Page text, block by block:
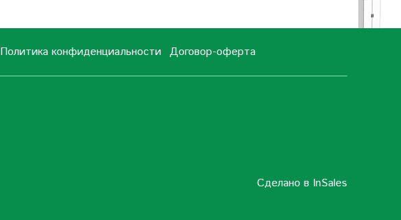
Политика конфиденциальности Договор-оферта
Сделано в InSales